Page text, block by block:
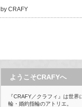
by CRAFY
ようこそCRAFYへ
『CRAFY／クラフィ』は世
輪・婚約指輪のアトリエ。